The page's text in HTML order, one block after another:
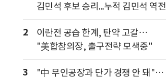
김민석 후보 승리...누적 김민석 역전
2
이란전 공습 한계, 탄약 고갈…
"美합참의장, 출구전략 모색중"
3
"中 무인공장과 단가 경쟁 안 돼"…